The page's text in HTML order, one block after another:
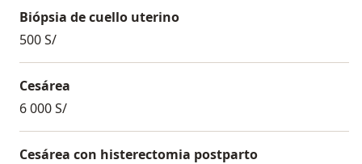
Biópsia de cuello uterino
500 S/
Cesárea
6 000 S/
Cesárea con histerectomia postparto